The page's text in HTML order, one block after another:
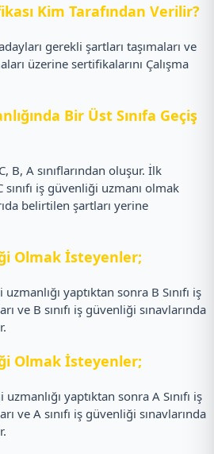
Kim Tarafından Verilir?
gerekli şartları taşımaları ve
üzerine sertifikalarını Çalışma
Bir Üst Sınıfa Geçiş
B, A sınıflarından oluşur. İlk
sınıfı iş güvenliği uzmanı olmak
belirtilen şartları yerine
Olmak İsteyenler;
uzmanlığı yaptıktan sonra B Sınıfı iş
ve B sınıfı iş güvenliği sınavlarında
Olmak İsteyenler;
uzmanlığı yaptıktan sonra A Sınıfı iş
ve A sınıfı iş güvenliği sınavlarında